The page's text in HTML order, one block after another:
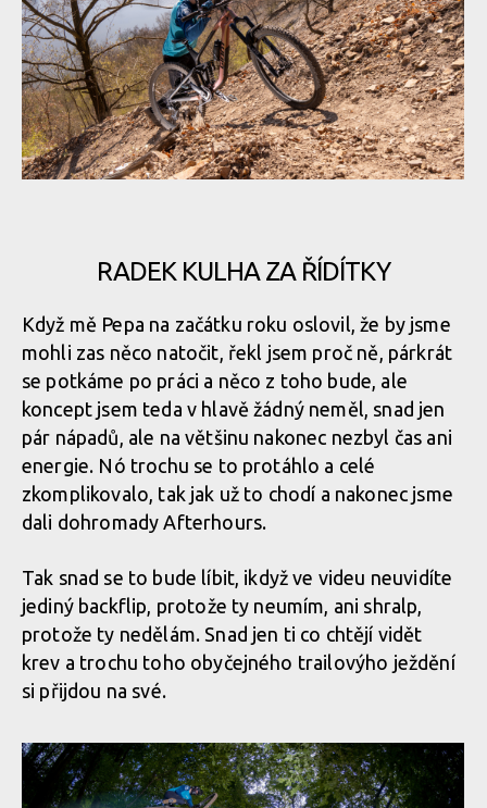
Video: Afterhours - Radek Kulha a trocha obyčejného trailovýho
ježdění
Video: Afterhours - Radek Kulha a trocha obyčejného trailovýho
ježdění
ježdění
Video: Afterhours - Radek Kulha a trocha obyčejného trailovýho
ježdění
RADEK KULHA ZA ŘÍDÍTKY
Když mě Pepa na začátku roku oslovil, že by jsme
mohli zas něco natočit, řekl jsem proč ně, párkrát
se potkáme po práci a něco z toho bude, ale
koncept jsem teda v hlavě žádný neměl, snad jen
pár nápadů, ale na většinu nakonec nezbyl čas ani
energie. Nó trochu se to protáhlo a celé
zkomplikovalo, tak jak už to chodí a nakonec jsme
dali dohromady Afterhours.
Tak snad se to bude líbit, ikdyž ve videu neuvidíte
jediný backflip, protože ty neumím, ani shralp,
protože ty nedělám. Snad jen ti co chtějí vidět
krev a trochu toho obyčejného trailovýho ježdění
si přijdou na své.